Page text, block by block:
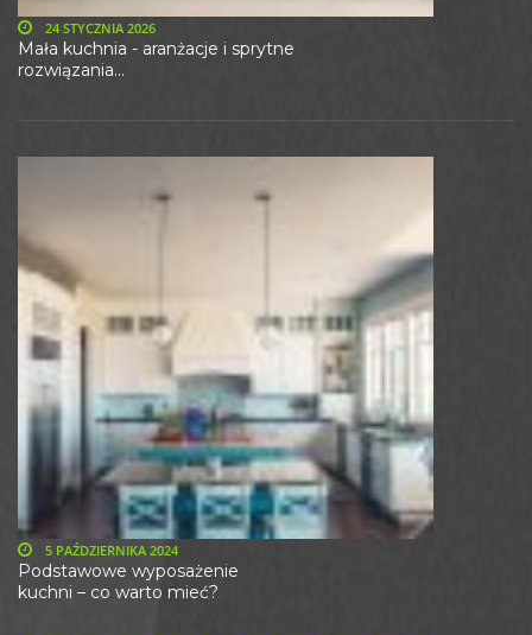
Mała kuchnia - aranżacje i sprytne
rozwiązania...
24 STYCZNIA 2026
Podstawowe wyposażenie
kuchni – co warto mieć?
5 PAŹDZIERNIKA 2024